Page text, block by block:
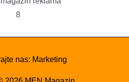
nas: Marketing